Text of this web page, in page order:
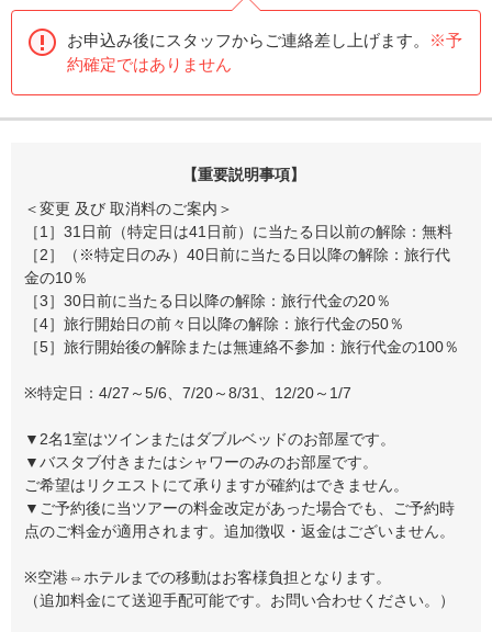
お申込み後にスタッフからご連絡差し上げます。
※予
約確定ではありません
【重要説明事項】
＜変更 及び 取消料のご案内＞
［1］31日前（特定日は41日前）に当たる日以前の解除：無料
［2］（※特定日のみ）40日前に当たる日以降の解除：旅行代
金の10％
［3］30日前に当たる日以降の解除：旅行代金の20％
［4］旅行開始日の前々日以降の解除：旅行代金の50％
［5］旅行開始後の解除または無連絡不参加：旅行代金の100％
※特定日：4/27～5/6、7/20～8/31、12/20～1/7
▼2名1室はツインまたはダブルベッドのお部屋です。
▼バスタブ付きまたはシャワーのみのお部屋です。
ご希望はリクエストにて承りますが確約はできません。
▼ご予約後に当ツアーの料金改定があった場合でも、ご予約時
点のご料金が適用されます。追加徴収・返金はございません。
※空港⇔ホテルまでの移動はお客様負担となります。
（追加料金にて送迎手配可能です。お問い合わせください。）